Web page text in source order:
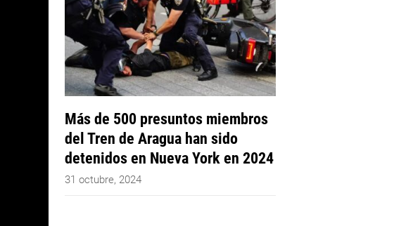
Más de 500 presuntos miembros
del Tren de Aragua han sido
detenidos en Nueva York en 2024
31 octubre, 2024